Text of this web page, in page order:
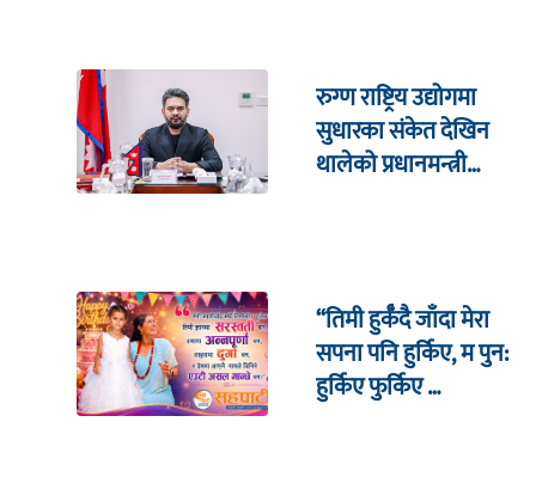
रुग्ण राष्ट्रिय उद्योगमा
सुधारका संकेत देखिन
थालेको प्रधानमन्त्री
“तिमी हुर्कँदै जाँदा मेरा
सपना पनि हुर्किए, म पुन:
हुर्किए फुर्किए …